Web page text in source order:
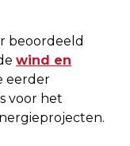
beoordeeld
wind en
eerder
voor het